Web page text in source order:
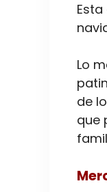
Lo
de
que